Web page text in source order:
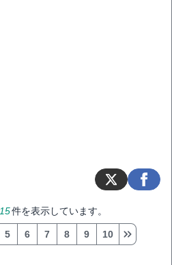
15件を表示しています。
5 6 7 8 9 10